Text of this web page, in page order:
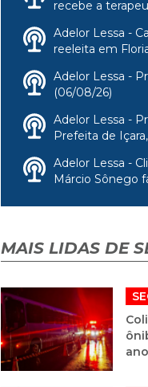
recebe a
Adelor Lessa -
reeleita em
Adelor Lessa -
(06/08/26)
Adelor Lessa -
Prefeita de
Adelor Lessa -
Márcio Sônego
MAIS LIDAS DE